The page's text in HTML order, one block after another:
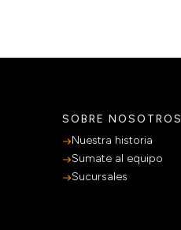
SOBRE NOSOTROS
Nuestra historia
Sumate al equipo
Sucursales